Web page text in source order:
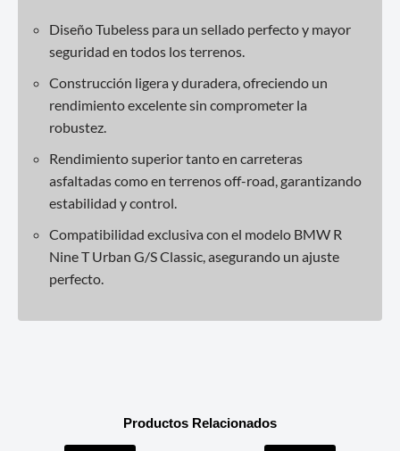
Diseño Tubeless para un sellado perfecto y mayor
seguridad en todos los terrenos.
Construcción ligera y duradera, ofreciendo un
rendimiento excelente sin comprometer la
robustez.
Rendimiento superior tanto en carreteras
asfaltadas como en terrenos off-road, garantizando
estabilidad y control.
Compatibilidad exclusiva con el modelo BMW R
Nine T Urban G/S Classic, asegurando un ajuste
perfecto.
Productos Relacionados